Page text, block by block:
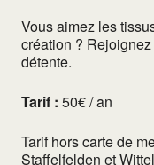
Vous aimez les
création ?
détente.
Tarif : 50€ / an
Tarif hors carte de
Staffelfelden et